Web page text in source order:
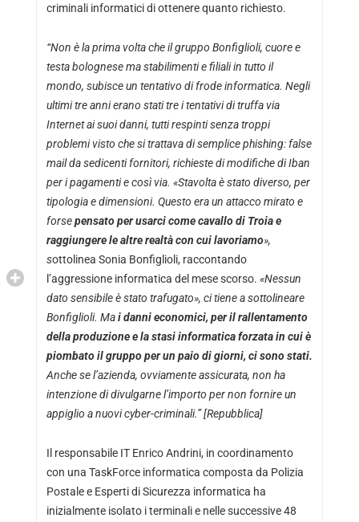
criminali informatici di ottenere quanto richiesto.
“Non è la prima volta che il gruppo Bonfiglioli, cuore e
testa bolognese ma stabilimenti e filiali in tutto il
mondo, subisce un tentativo di frode informatica. Negli
ultimi tre anni erano stati tre i tentativi di truffa via
Internet ai suoi danni, tutti respinti senza troppi
problemi visto che si trattava di semplice phishing: false
mail da sedicenti fornitori, richieste di modifiche di Iban
per i pagamenti e così via. «Stavolta è stato diverso, per
tipologia e dimensioni. Questo era un attacco mirato e
forsepensato per usarci come cavallo di Troia e
raggiungere le altre realtà con cui lavoriamo»,
sottolinea Sonia Bonfiglioli, raccontando
l’aggressione informatica del mese scorso. «Nessun
dato sensibile è stato trafugato», ci tiene a sottolineare
Bonfiglioli. Mai danni economici, per il rallentamento
della produzione e la stasi informatica forzata in cui è
piombato il gruppo per un paio di giorni, ci sono stati.
Anche se l’azienda, ovviamente assicurata, non ha
intenzione di divulgarne l’importo per non fornire un
appiglio a nuovi cyber-criminali.” [Repubblica]
Il responsabile IT Enrico Andrini, in coordinamento
con una TaskForce informatica composta da Polizia
Postale e Esperti di Sicurezza informatica ha
inizialmente isolato i terminali e nelle successive 48